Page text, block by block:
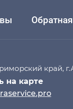
край,
на карте